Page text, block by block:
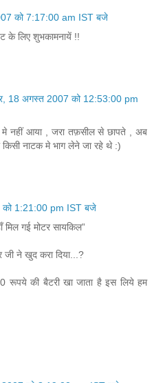
को 7:17:00 am IST बजे
के लिए शुभकामनायें !!
18 अगस्त 2007 को 12:53:00 pm
मे नहीं आया , जरा तफ़सील से छापते , अब
नाटक मे भाग लेने जा रहे थे :)
को 1:21:00 pm IST बजे
मिल गई मोटर सायकिल”
जी ने खुद करा दिया...?
रूपये की बैटरी खा जाता है इस लिये हम